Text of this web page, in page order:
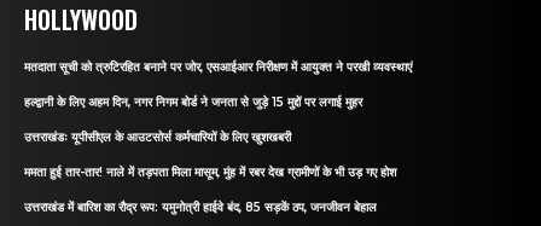
HOLLYWOOD
मतदाता सूची को त्रुटिरहित बनाने पर जोर, एसआईआर निरीक्षण में आयुक्त ने परखी व्यवस्थाएं
हल्द्वानी के लिए अहम दिन, नगर निगम बोर्ड ने जनता से जुड़े 15 मुद्दों पर लगाई मुहर
उत्तराखंडः यूपीसीएल के आउटसोर्स कर्मचारियों के लिए खुशखबरी
ममता हुई तार-तार! नाले में तड़पता मिला मासूम, मुंह में रबर देख ग्रामीणों के भी उड़ गए होश
उत्तराखंड में बारिश का रौद्र रूप: यमुनोत्री हाईवे बंद, 85 सड़कें ठप, जनजीवन बेहाल